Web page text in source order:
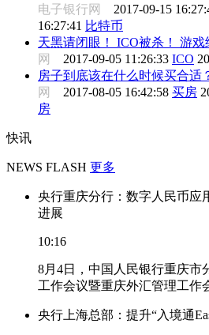
电子银行网 2017-09-15
16:27:41 比特币
天黑请闭眼！ ICO被杀！ 游戏
网 2017-09-05 11:26:33 ICO
房子到底该在什么时候买合适
网 2017-08-05 16:42:58 买房
房
快讯
NEWS FLASH 更多
央行重庆分行：数字人民币应
进展
10:16
8月4日，中国人民银行重庆市
工作会议暨重庆外汇管理工作
央行上海总部：提升“入境通